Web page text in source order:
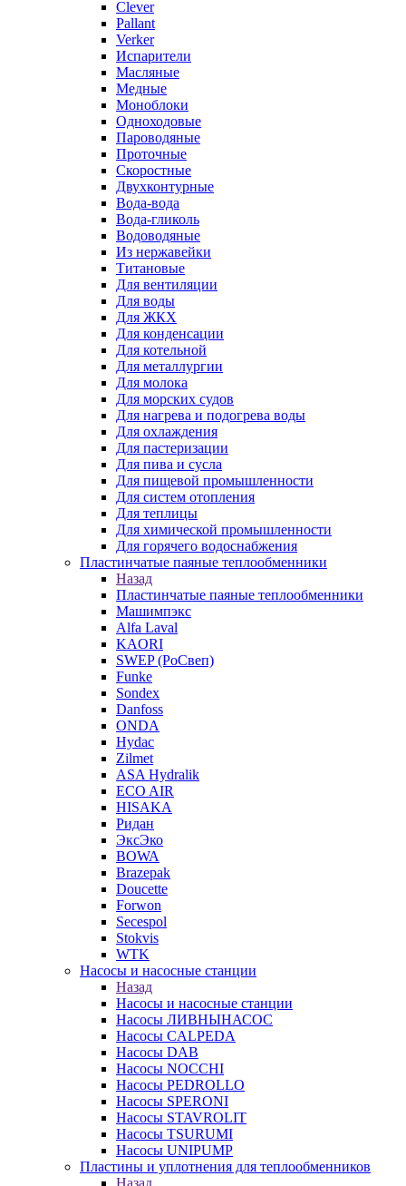
Clever
Pallant
Verker
Испарители
Масляные
Медные
Моноблоки
Одноходовые
Пароводяные
Проточные
Скоростные
Двухконтурные
Вода-вода
Вода-гликоль
Водоводяные
Из нержавейки
Титановые
Для вентиляции
Для воды
Для ЖКХ
Для конденсации
Для котельной
Для металлургии
Для молока
Для морских судов
Для нагрева и подогрева воды
Для охлаждения
Для пастеризации
Для пива и сусла
Для пищевой промышленности
Для систем отопления
Для теплицы
Для химической промышленности
Для горячего водоснабжения
Пластинчатые паяные теплообменники
Назад
Пластинчатые паяные теплообменники
Машимпэкс
Alfa Laval
KAORI
SWEP (РоСвеп)
Funke
Sondex
Danfoss
ONDA
Hydac
Zilmet
ASA Hydralik
ECO AIR
HISAKA
Ридан
ЭксЭко
BOWA
Brazepak
Doucette
Forwon
Secespol
Stokvis
WTK
Насосы и насосные станции
Назад
Насосы и насосные станции
Насосы ЛИВНЫНАСОС
Насосы CALPEDA
Насосы DAB
Насосы NOCCHI
Насосы PEDROLLO
Насосы SPERONI
Насосы STAVROLIT
Насосы TSURUMI
Насосы UNIPUMP
Пластины и уплотнения для теплообменников
Назад